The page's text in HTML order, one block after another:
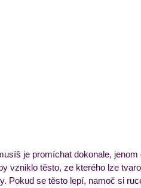
je promíchat dokonale, jenom
vzniklo těsto, ze kterého lze
Pokud se těsto lepí, namoč si